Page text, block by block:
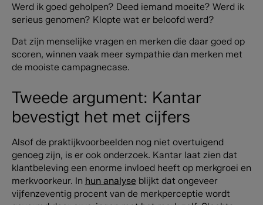
Werd ik goed geholpen? Deed iemand moeite? Werd ik
serieus genomen? Klopte wat er beloofd werd?
Dat zijn menselijke vragen en merken die daar goed op
scoren, winnen vaak meer sympathie dan merken met
de mooiste campagnecase.
Tweede argument: Kantar
bevestigt het met cijfers
Alsof de praktijkvoorbeelden nog niet overtuigend
genoeg zijn, is er ook onderzoek. Kantar laat zien dat
klantbeleving een enorme invloed heeft op merkgroei en
merkvoorkeur. In hun analyse blijkt dat ongeveer
vijfenzeventig procent van de merkperceptie wordt